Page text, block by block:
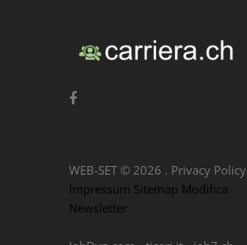
WEB-SET © 2026 . Privacy Policy
Impressum Sitemap Modifica
Newsletter